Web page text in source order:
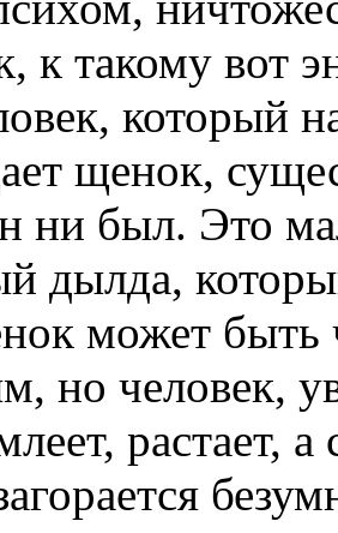
такому вот
который
щенок,
ни был. Это
дылда,
может
но человек,
растает,